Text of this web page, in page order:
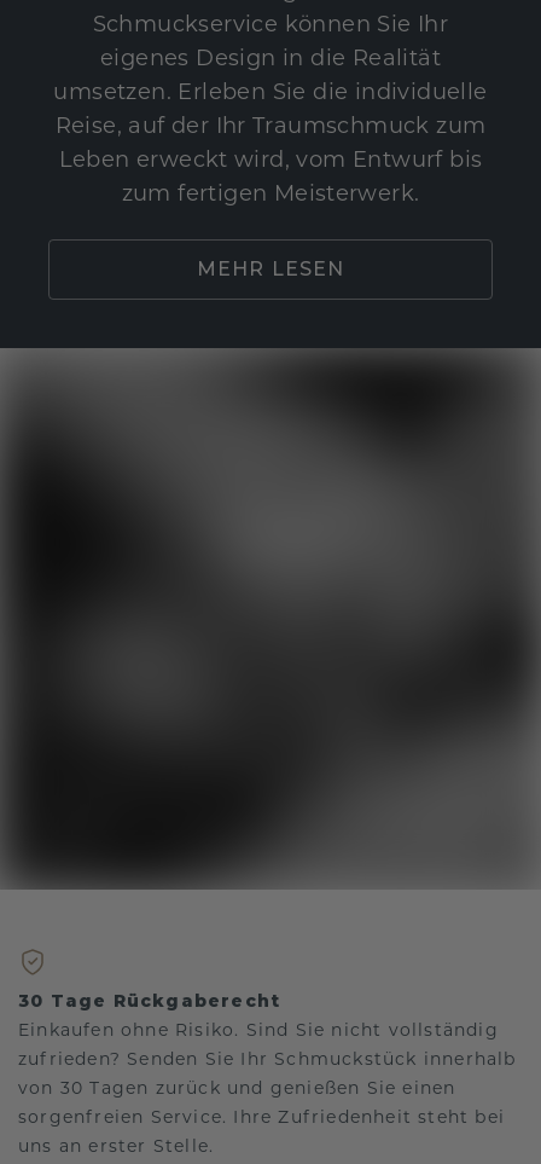
Schmuckservice können Sie Ihr
eigenes Design in die Realität
umsetzen. Erleben Sie die individuelle
Reise, auf der Ihr Traumschmuck zum
Leben erweckt wird, vom Entwurf bis
zum fertigen Meisterwerk.
MEHR LESEN
30 Tage Rückgaberecht
Einkaufen ohne Risiko. Sind Sie nicht vollständig
zufrieden? Senden Sie Ihr Schmuckstück innerhalb
von 30 Tagen zurück und genießen Sie einen
sorgenfreien Service. Ihre Zufriedenheit steht bei
uns an erster Stelle.